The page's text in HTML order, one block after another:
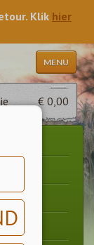
Klik hier
MENU
€ 0,00